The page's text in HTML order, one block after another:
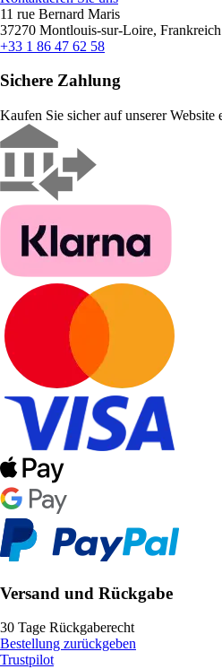
11 rue Bernard Maris
37270 Montlouis-sur-Loire, Frankreich
+33 1 86 47 62 58
Sichere Zahlung
Kaufen Sie sicher auf unserer Website
Versand und Rückgabe
30 Tage Rückgaberecht
Bestellung zurückgeben
Trustpilot